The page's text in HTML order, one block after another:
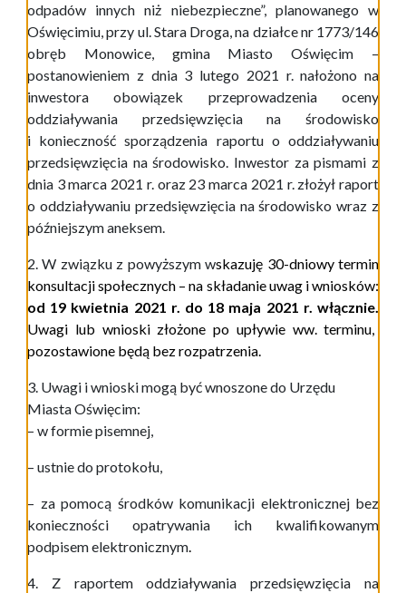
odpadów innych niż niebezpieczne”, planowanego w
Oświęcimiu, przy ul. Stara Droga, na działce nr 1773/146
obręb Monowice, gmina Miasto Oświęcim –
postanowieniem z dnia 3 lutego 2021 r. nałożono na
inwestora obowiązek przeprowadzenia oceny
oddziaływania przedsięwzięcia na środowisko
i konieczność sporządzenia raportu o oddziaływaniu
przedsięwzięcia na środowisko. Inwestor za pismami z
dnia 3 marca 2021 r. oraz 23 marca 2021 r. złożył raport
o oddziaływaniu przedsięwzięcia na środowisko wraz z
późniejszym aneksem.
2. W związku z powyższym wskazuję 30-dniowy termin
konsultacji społecznych – na składanie uwag i wniosków:
od 19 kwietnia 2021 r. do 18 maja 2021 r. włącznie.
Uwagi lub wnioski złożone po upływie ww. terminu,
pozostawione będą bez rozpatrzenia.
3. Uwagi i wnioski mogą być wnoszone do Urzędu
Miasta Oświęcim:
– w formie pisemnej,
– ustnie do protokołu,
– za pomocą środków komunikacji elektronicznej bez
konieczności opatrywania ich kwalifikowanym
podpisem elektronicznym.
4. Z raportem oddziaływania przedsięwzięcia na